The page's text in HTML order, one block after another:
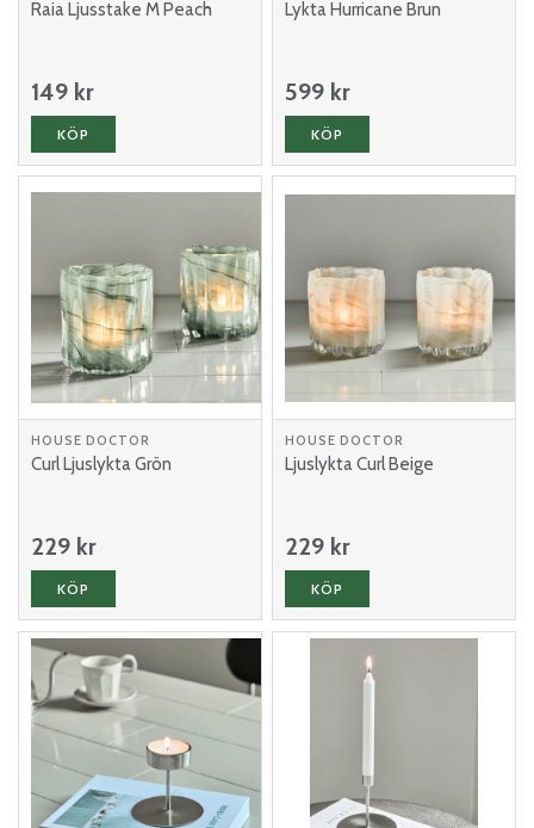
Raia Ljusstake M Peach
149 kr
KÖP
Lykta Hurricane Brun
599 kr
KÖP
HOUSE DOCTOR
Curl Ljuslykta Grön
229 kr
KÖP
HOUSE DOCTOR
Ljuslykta Curl Beige
229 kr
KÖP